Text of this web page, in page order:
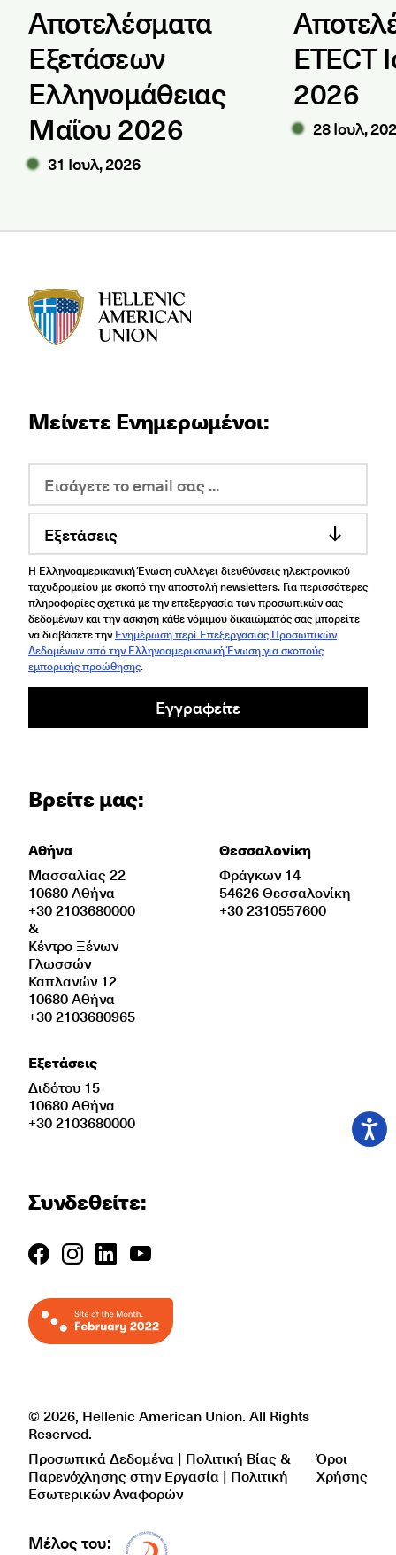
Αποτελέσματα
Εξετάσεων
Ελληνομάθειας
Μαΐου 2026
31 Ιουλ, 2026
ETECT
2026
28 Ιουλ,
Μείνετε Ενημερωμένοι:
Εξετάσεις
Η Ελληνοαμερικανική Ένωση συλλέγει διευθύνσεις ηλεκτρονικού
ταχυδρομείου με σκοπό την αποστολή newsletters. Για περισσότερες
πληροφορίες σχετικά με την επεξεργασία των προσωπικών σας
δεδομένων και την άσκηση κάθε νόμιμου δικαιώματός σας μπορείτε
να διαβάσετε την Ενημέρωση περί Επεξεργασίας Προσωπικών
Δεδομένων από την Ελληνοαμερικανική Ένωση για σκοπούς
εμπορικής προώθησης.
Εγγραφείτε
Βρείτε μας:
Αθήνα
Μασσαλίας 22
10680 Αθήνα
+30 2103680000
&
Κέντρο Ξένων
Γλωσσών
Καπλανών 12
10680 Αθήνα
+30 2103680965
Εξετάσεις
Διδότου 15
10680 Αθήνα
+30 2103680000
Θεσσαλονίκη
Φράγκων 14
54626 Θεσσαλονίκη
+30 2310557600
Συνδεθείτε:
© 2026, Hellenic American Union. All Rights
Reserved.
Προσωπικά Δεδομένα | Πολιτική Βίας &
Παρενόχλησης στην Εργασία | Πολιτική
Εσωτερικών Αναφορών
Όροι
Χρήσης
Μέλος του: